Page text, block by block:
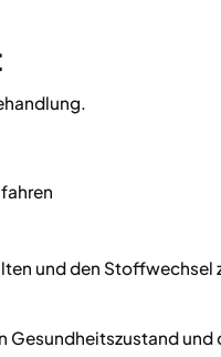
und den Stoffwechsel
Gesundheitszustand und